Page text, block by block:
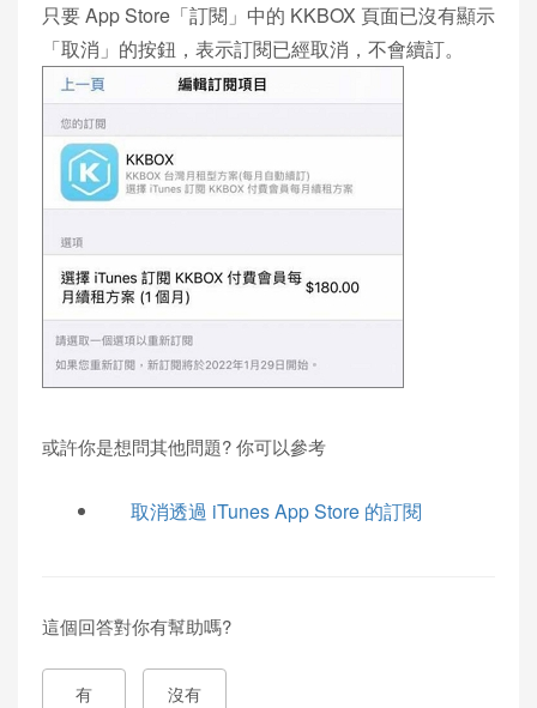
只要 App Store「訂閱」中的 KKBOX 頁面已沒有顯示
「取消」的按鈕，表示訂閱已經取消，不會續訂。
或許你是想問其他問題? 你可以參考
取消透過 iTunes App Store 的訂閱
這個回答對你有幫助嗎?
有 沒有